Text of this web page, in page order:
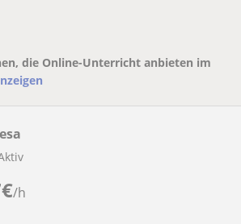
die Online-Unterricht anbieten im
€/h